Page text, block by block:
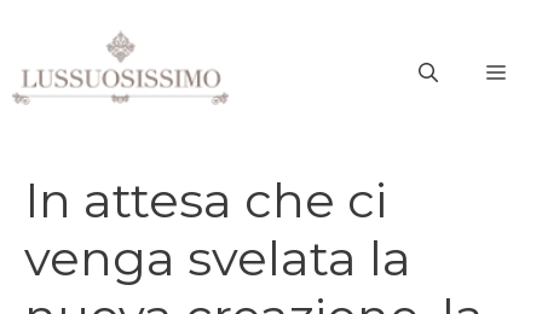
contenuto
In attesa che ci
venga svelata la